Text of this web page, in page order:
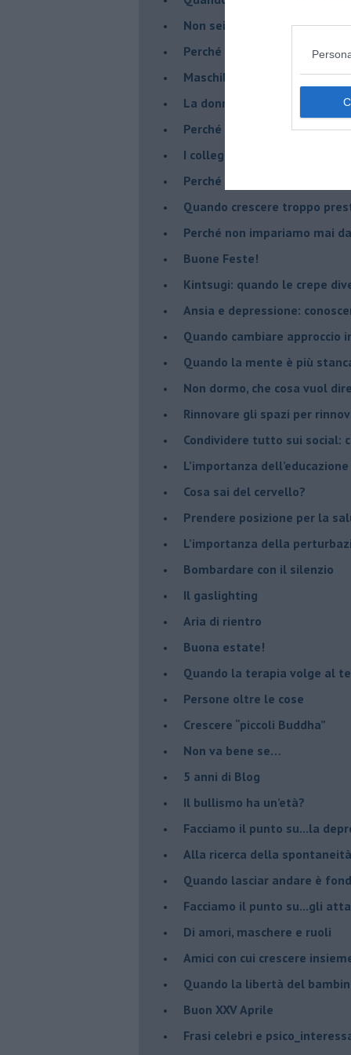
​Non sei indietro, stai
​Perché abbiamo bisogno di
​Maschilismo inconsapevole
​La donna può scegliere di
​Perché abbiamo così
​I collegamenti tra filosofia e
​Perché tutti si sentono in
​Quando crescere troppo
​Perché non impariamo mai
​Buone Feste!
​Kintsugi: quando le crepe
Ansia e depressione:
Quando cambiare approccio
​Quando la mente è più
Non dormo, che cosa vuol
​Rinnovare gli spazi per
​Condividere tutto sui social:
​L’importanza
​Cosa sai del cervello?
Prendere posizione per la
L’importanza della
​Bombardare con il silenzio
Il gaslighting
Aria di rientro
Buona estate!
​Quando la terapia volge al
​Persone oltre le cose
​Crescere “piccoli Buddha”
Non va bene se…
​5 anni di Blog
​Il bullismo ha un’età?
Facciamo il punto su...la
​Alla ricerca della spontaneità
​Quando lasciar andare è
Facciamo il punto su...gli
Di amori, maschere e ruoli
​Amici con cui crescere
​Quando la libertà del
Buon XXV Aprile
​Frasi celebri e